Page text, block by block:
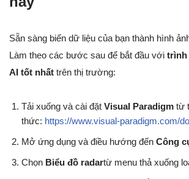
Sẵn sàng biến dữ liệu của bạn thành hình
Làm theo các bước sau để bắt đầu với trình
AI tốt nhất trên thị trường:
Tải xuống và cài đặt Visual Paradigm từ
thức: https://www.visual-paradigm.com/
Mở ứng dụng và điều hướng đến Công
Chọn Biểu đồ radartừ menu thả xuống